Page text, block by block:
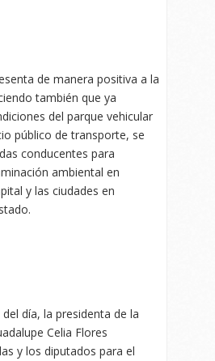
de manera positiva a la
también que ya
del parque vehicular
público de transporte, se
conducentes para
ambiental en
y las ciudades en
día, la presidenta de la
Celia Flores
y los diputados para el